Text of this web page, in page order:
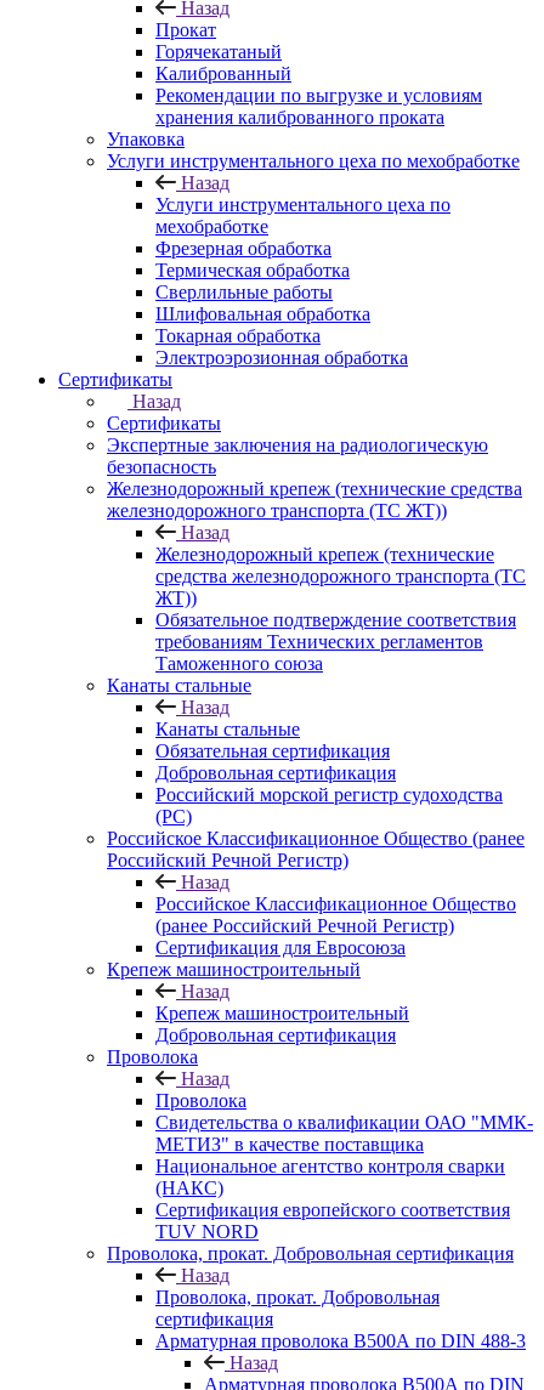
Назад
Прокат
Горячекатаный
Калиброванный
Рекомендации по выгрузке и условиям
хранения калиброванного проката
Упаковка
Услуги инструментального цеха по мехобработке
Назад
Услуги инструментального цеха по
мехобработке
Фрезерная обработка
Термическая обработка
Сверлильные работы
Шлифовальная обработка
Токарная обработка
Электроэрозионная обработка
Сертификаты
Назад
Сертификаты
Экспертные заключения на радиологическую
безопасность
Железнодорожный крепеж (технические средства
железнодорожного транспорта (ТС ЖТ))
Назад
Железнодорожный крепеж (технические
средства железнодорожного транспорта (ТС
ЖТ))
Обязательное подтверждение соответствия
требованиям Технических регламентов
Таможенного союза
Канаты стальные
Назад
Канаты стальные
Обязательная сертификация
Добровольная сертификация
Российский морской регистр судоходства
(РС)
Российское Классификационное Общество (ранее
Российский Речной Регистр)
Назад
Российское Классификационное Общество
(ранее Российский Речной Регистр)
Сертификация для Евросоюза
Крепеж машиностроительный
Назад
Крепеж машиностроительный
Добровольная сертификация
Проволока
Назад
Проволока
Свидетельства о квалификации ОАО "ММК-
МЕТИЗ" в качестве поставщика
Национальное агентство контроля сварки
(НАКС)
Сертификация европейского соответствия
TUV NORD
Проволока, прокат. Добровольная сертификация
Назад
Проволока, прокат. Добровольная
сертификация
Арматурная проволока В500А по DIN 488-3
Назад
Арматурная проволока В500А по DIN